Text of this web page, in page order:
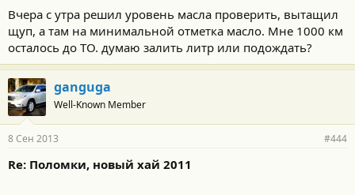
Вчера с утра решил уровень масла проверить, вытащил
щуп, а там на минимальной отметка масло. Мне 1000 км
осталось до ТО. думаю залить литр или подождать?
ganguga
Well-Known Member
8 Сен 2013 #444
Re: Поломки, новый хай 2011